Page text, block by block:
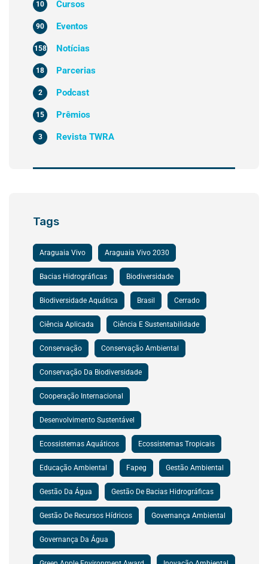
Cursos
10
Eventos
90
Notícias
158
Parcerias
18
Podcast
2
Prêmios
15
Revista TWRA
3
Tags
Araguaia Vivo Araguaia Vivo 2030
Bacias Hidrográficas Biodiversidade
Biodiversidade Aquática Brasil Cerrado
Ciência Aplicada Ciência E Sustentabilidade
Conservação Conservação Ambiental
Conservação Da Biodiversidade
Cooperação Internacional
Desenvolvimento Sustentável
Ecossistemas Aquáticos Ecossistemas Tropicais
Educação Ambiental Fapeg Gestão Ambiental
Gestão Da Água Gestão De Bacias Hidrográficas
Gestão De Recursos Hídricos Governança Ambiental
Governança Da Água